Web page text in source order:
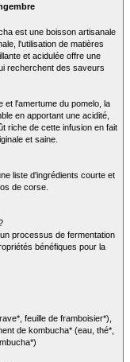
est une boisson artisanale
l'utilisation de matières
et acidulée offre une
recherchent des saveurs
et l'amertume du pomelo, la
en apportant une acidité,
riche de cette infusion en fait
et saine.
liste d'ingrédients courte et
de corse.
processus de fermentation
bénéfiques pour la
feuille de framboisier*),
de kombucha* (eau, thé*,